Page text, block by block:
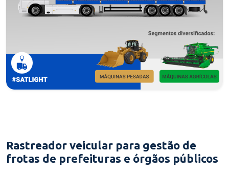
Rastreador veicular para gestão de
frotas de prefeituras e órgãos públicos